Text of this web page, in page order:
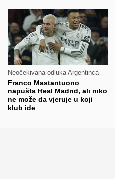
Neočekivana odluka Argentinca
Franco Mastantuono
napušta Real Madrid, ali niko
ne može da vjeruje u koji
klub ide